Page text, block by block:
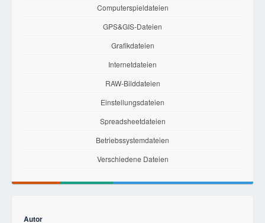
Computerspieldateien
GPS&GIS-Dateien
Grafikdateien
Internetdateien
RAW-Bilddateien
Einstellungsdateien
Spreadsheetdateien
Betriebssystemdateien
Verschiedene Dateien
Autor